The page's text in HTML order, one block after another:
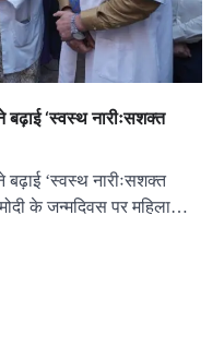
बढ़ाई ‘स्वस्थ नारीःसशक्त
बढ़ाई ‘स्वस्थ नारीःसशक्त
के जन्मदिवस पर महिला…